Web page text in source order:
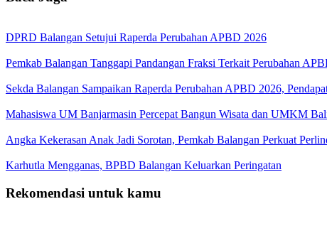
DPRD Balangan Setujui Raperda Perubahan APBD 2026
Pemkab Balangan Tanggapi Pandangan Fraksi Terkait Perubahan
Sekda Balangan Sampaikan Raperda Perubahan APBD 2026,
Mahasiswa UM Banjarmasin Percepat Bangun Wisata dan UMKM
Angka Kekerasan Anak Jadi Sorotan, Pemkab Balangan Perkuat
Karhutla Mengganas, BPBD Balangan Keluarkan Peringatan
Rekomendasi untuk kamu